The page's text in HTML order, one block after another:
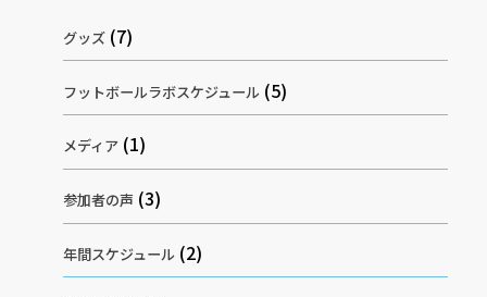
グッズ (7)
フットボールラボスケジュール (5)
メディア (1)
参加者の声 (3)
年間スケジュール (2)